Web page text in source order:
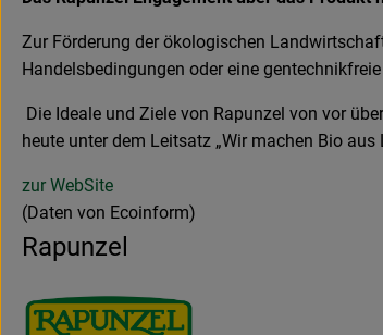
Zur Förderung der ökologischen
Handelsbedingungen oder eine
Die Ideale und Ziele von Rapunzel von vor
heute unter dem Leitsatz „Wir machen Bio aus
zur WebSite
(Daten von Ecoinform)
Rapunzel